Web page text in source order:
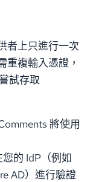
者上只進行一次
重複輸入憑證，
試存取
將使用
您的 IdP（例如
AD）進行驗證